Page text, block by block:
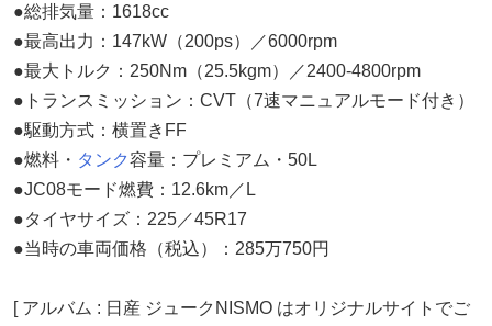
●総排気量：1618cc
●最高出力：147kW（200ps）／6000rpm
●最大トルク：250Nm（25.5kgm）／2400-4800rpm
●トランスミッション：CVT（7速マニュアルモード付き）
●駆動方式：横置きFF
●燃料・ タンク容量：プレミアム・50L
●JC08モード燃費：12.6km／L
●タイヤサイズ：225／45R17
●当時の車両価格（税込）：285万750円
[ アルバム : 日産 ジュークNISMO はオリジナルサイトでご